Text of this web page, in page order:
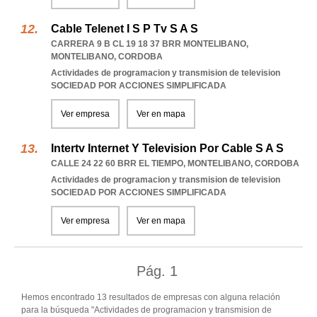
Cable Telenet I S P Tv S A S
CARRERA 9 B CL 19 18 37 BRR MONTELIBANO,
MONTELIBANO, CORDOBA
Actividades de programacion y transmision de television
SOCIEDAD POR ACCIONES SIMPLIFICADA
Ver empresa Ver en mapa
Intertv Internet Y Television Por Cable S A S
CALLE 24 22 60 BRR EL TIEMPO, MONTELIBANO, CORDOBA
Actividades de programacion y transmision de television
SOCIEDAD POR ACCIONES SIMPLIFICADA
Ver empresa Ver en mapa
Pág. 1
Hemos encontrado 13 resultados de empresas con alguna relación
para la búsqueda "Actividades de programacion y transmision de